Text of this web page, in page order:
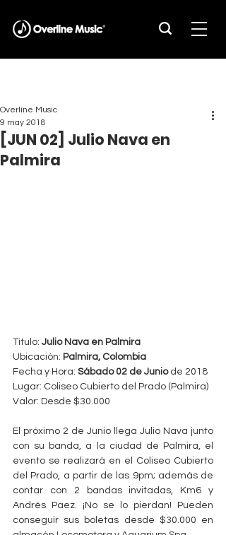
[JUN 02] Julio Nava en
Palmira
Overline Music
9 may 2018
Título: Julio Nava en Palmira
Ubicación: Palmira, Colombia
Fecha y Hora: Sábado 02 de Junio de 2018
Lugar: Coliseo Cubierto del Prado (Palmira)
Valor: Desde $30.000
El próximo 2 de Junio llega Julio Nava junto
con su banda, a la ciudad de Palmira, el
evento se realizará en el Coliseo Cubierto
del Prado, a partir de las 9pm; además de
contar con 2 bandas invitadas, Km6 y
Andrés Paez. ¡No se lo pierdan! Pueden
conseguir sus boletas desde $30.000 en